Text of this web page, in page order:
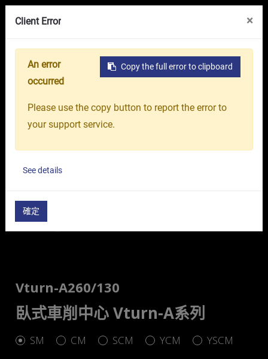
首頁 產品介紹 工具機 CNC車床 高性能硬軌
Vturn-A260/130
臥式車削中心 Vturn-A系列
SM CM SCM YCM YSCM
Client Error ×
Copy the full error to clipboard
An error
occurred
Please use the copy button to report the error to
your support service.
See details
確定